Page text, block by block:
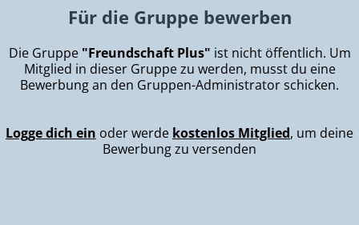
Für die Gruppe bewerben
Die Gruppe "Freundschaft Plus" ist nicht öffentlich. Um
Mitglied in dieser Gruppe zu werden, musst du eine
Bewerbung an den Gruppen-Administrator schicken.
Logge dich ein oder werde kostenlos Mitglied, um deine
Bewerbung zu versenden